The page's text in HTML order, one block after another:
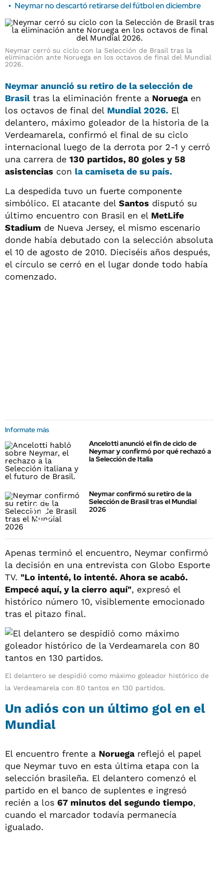
Neymar no descartó retirarse del fútbol en diciembre
Neymar cerró su ciclo con la Selección de Brasil tras la
eliminación ante Noruega en los octavos de final del Mundial
2026.
Neymar anunció su retiro de la selección de
Brasil tras la eliminación frente a Noruegaen
los octavos de final del Mundial 2026. El
delantero, máximo goleador de la historia de la
Verdeamarela, confirmó el final de su ciclo
internacional luego de la derrota por 2-1 y cerró
una carrera de 130 partidos, 80 goles y 58
asistencias con la camiseta de su país.
La despedida tuvo un fuerte componente
simbólico. El atacante del Santos disputó su
último encuentro con Brasil en el MetLife
Stadium de Nueva Jersey, el mismo escenario
donde había debutado con la selección absoluta
el 10 de agosto de 2010. Dieciséis años después,
el círculo se cerró en el lugar donde todo había
comenzado.
Informate más
Ancelotti anunció el fin de ciclo de
Neymar y confirmó por qué rechazó a
la Selección de Italia
Neymar confirmó su retiro de la
Selección de Brasil tras el Mundial
2026
Apenas terminó el encuentro, Neymar confirmó
la decisión en una entrevista con Globo Esporte
TV. "Lo intenté, lo intenté. Ahora se acabó.
Empecé aquí, y la cierro aquí", expresó el
histórico número 10, visiblemente emocionado
tras el pitazo final.
El delantero se despidió como máximo goleador histórico de
la Verdeamarela con 80 tantos en 130 partidos.
Un adiós con un último gol en el
Mundial
El encuentro frente a Noruegareflejó el papel
que Neymar tuvo en esta última etapa con la
selección brasileña. El delantero comenzó el
partido en el banco de suplentes e ingresó
recién a los 67 minutos del segundo tiempo,
cuando el marcador todavía permanecía
igualado.